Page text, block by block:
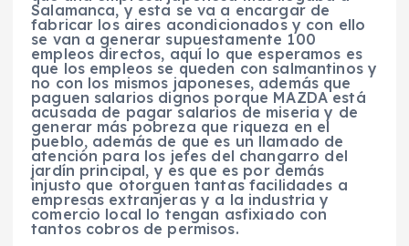
Salamanca, y esta se va a encargar de
fabricar los aires acondicionados y con ello
se van a generar supuestamente 100
empleos directos, aquí lo que esperamos es
que los empleos se queden con salmantinos y
no con los mismos japoneses, además que
paguen salarios dignos porque MAZDA está
acusada de pagar salarios de miseria y de
generar más pobreza que riqueza en el
pueblo, además de que es un llamado de
atención para los jefes del changarro del
jardín principal, y es que es por demás
injusto que otorguen tantas facilidades a
empresas extranjeras y a la industria y
comercio local lo tengan asfixiado con
tantos cobros de permisos.